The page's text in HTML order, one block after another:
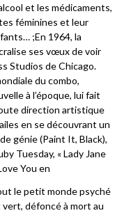
et les médicaments,
féminines et leur
;En 1964, la
ses vœux de voir
Studios de Chicago.
du combo,
à l’époque, lui fait
direction artistique
en se découvrant un
génie (Paint It, Black),
Tuesday, « Lady Jane
You en
le petit monde psyché
défoncé à mort au